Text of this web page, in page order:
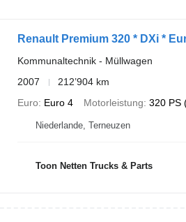
Renault Premium 320 * DXi *
Kommunaltechnik - Müllwagen
2007
212’904 km
Euro
Euro 4 Motorleistung 320 PS
Niederlande, Terneuzen
Toon Netten Trucks & Parts